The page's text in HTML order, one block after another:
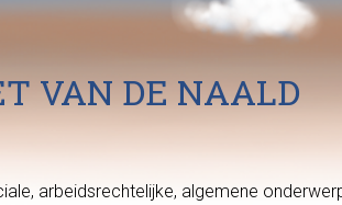
VAN DE NAALD
arbeidsrechtelijke, algemene